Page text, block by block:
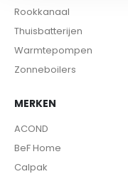
Rookkanaal
Thuisbatterijen
Warmtepompen
Zonneboilers
MERKEN
ACOND
BeF Home
Calpak